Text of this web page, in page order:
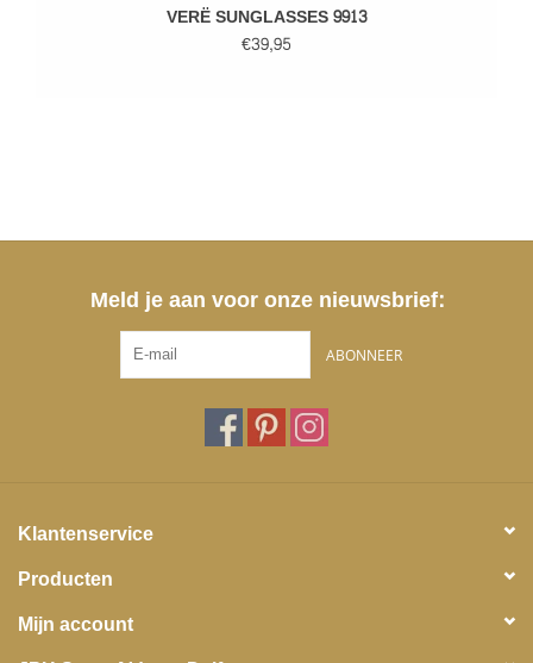
VERË SUNGLASSES 9913
€39,95
Meld je aan voor onze nieuwsbrief:
ABONNEER
Klantenservice
Producten
Mijn account